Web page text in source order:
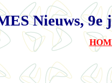
Nieuws,